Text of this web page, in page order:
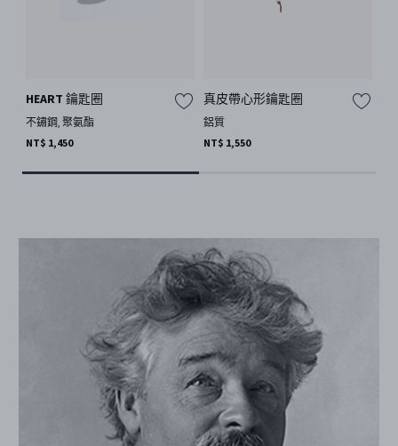
HEART 鑰匙圈
不鏽鋼, 聚氨酯
NT$ 1,450
真皮帶心形鑰匙圈
鋁質
NT$ 1,550